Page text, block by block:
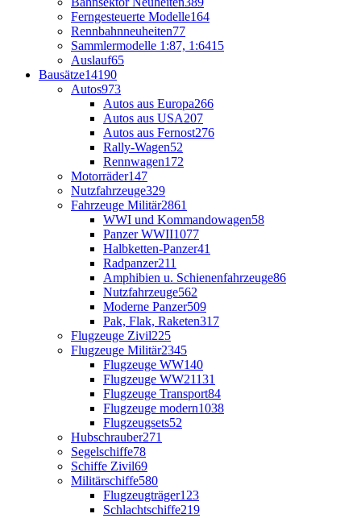
Ferngesteuerte Modelle164
Rennbahnneuheiten77
Sammlermodelle 1:87, 1:6415
Auslauf65
Bausätze14190
Autos973
Autos aus Europa266
Autos aus USA207
Autos aus Fernost276
Rally-Wagen52
Rennwagen172
Motorräder147
Nutzfahrzeuge329
Fahrzeuge Militär2861
WWI und Kommandowagen58
Panzer WWII1077
Halbketten-Panzer41
Radpanzer211
Amphibien u. Schienenfahrzeuge86
Nutzfahrzeuge562
Moderne Panzer509
Pak, Flak, Raketen317
Flugzeuge Zivil225
Flugzeuge Militär2345
Flugzeuge WW140
Flugzeuge WW21131
Flugzeuge Transport84
Flugzeuge modern1038
Flugzeugsets52
Hubschrauber271
Segelschiffe78
Schiffe Zivil69
Militärschiffe580
Flugzeugträger123
Schlachtschiffe219